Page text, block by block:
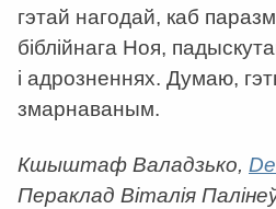
гэтай нагодай, каб
біблійнага Ноя,
і адрозненнях. Думаю,
змарнаваным.
Кшыштаф Валадзько,
Пераклад Віталія